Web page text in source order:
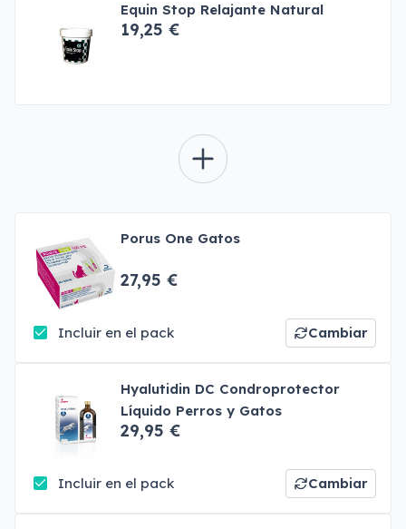
Equin Stop Relajante Natural
19,25 €
Porus One Gatos
27,95 €
Incluir en el pack Cambiar
Hyalutidin DC Condroprotector
Líquido Perros y Gatos
29,95 €
Incluir en el pack Cambiar